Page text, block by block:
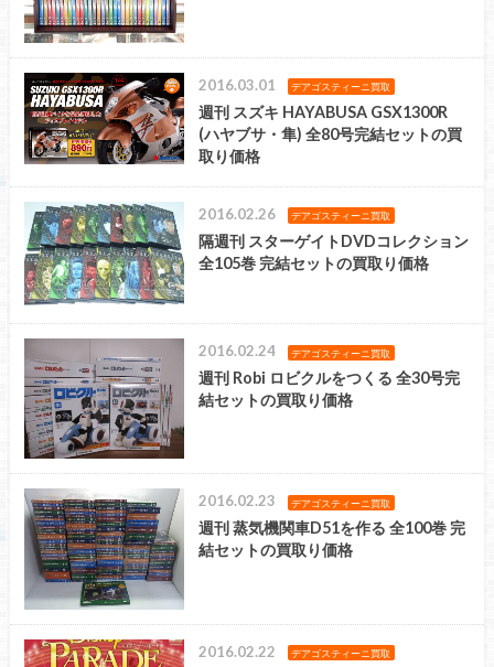
2016.03.01 デアゴスティーニ買取
週刊 スズキ HAYABUSA GSX1300R
(ハヤブサ・隼) 全80号完結セットの買
取り価格
2016.02.26 デアゴスティーニ買取
隔週刊 スターゲイトDVDコレクション
全105巻 完結セットの買取り価格
2016.02.24 デアゴスティーニ買取
週刊 Robi ロビクルをつくる 全30号完
結セットの買取り価格
2016.02.23 デアゴスティーニ買取
週刊 蒸気機関車D51を作る 全100巻 完
結セットの買取り価格
2016.02.22 デアゴスティーニ買取